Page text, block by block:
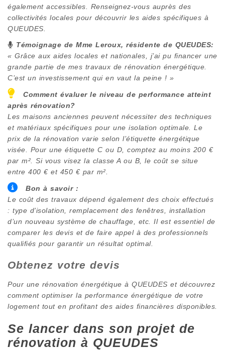
également accessibles. Renseignez-vous auprès des
collectivités locales pour découvrir les aides spécifiques à
QUEUDES
Témoignage de Mme Leroux, résidente de QUEUDES:
« Grâce aux aides locales et nationales, j’ai pu financer une
grande partie de mes travaux de rénovation énergétique.
C’est un investissement qui en vaut la peine ! »
Comment évaluer le niveau de performance atteint
après rénovation?
Les maisons anciennes peuvent nécessiter des techniques
et matériaux spécifiques pour une isolation optimale. Le
prix de la rénovation varie selon l’étiquette énergétique
visée. Pour une étiquette C ou D, comptez au moins 200 €
par m². Si vous visez la classe A ou B, le coût se situe
entre 400 € et 450 € par m².
Bon à savoir :
Le coût des travaux dépend également des choix effectués
: type d’isolation, remplacement des fenêtres, installation
d’un nouveau système de chauffage, etc. Il est essentiel de
comparer les devis et de faire appel à des professionnels
qualifiés pour garantir un résultat optimal.
Obtenez votre devis
Pour une rénovation énergétique à QUEUDES et découvrez
comment optimiser la performance énergétique de votre
logement tout en profitant des aides financières disponibles.
Se lancer dans son projet de
rénovation à QUEUDES